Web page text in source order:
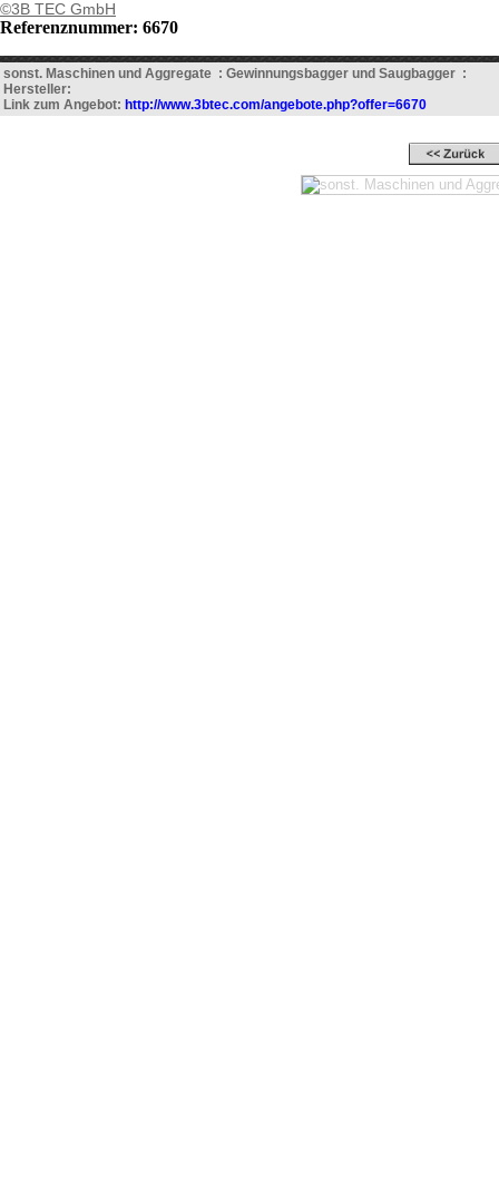
©3B TEC GmbH
Referenznummer: 6670
sonst. Maschinen und Aggregate : Gewinnungsbagger und Saugbagger :
Hersteller:
Link zum Angebot: http://www.3btec.com/angebote.php?offer=6670